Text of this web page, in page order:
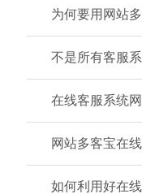
为何要用网站
不是所有客服
在线客服系统
网站多客宝在
如何利用好在